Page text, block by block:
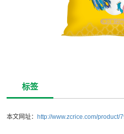
标签
本文网址： http://www.zcrice.com/product/